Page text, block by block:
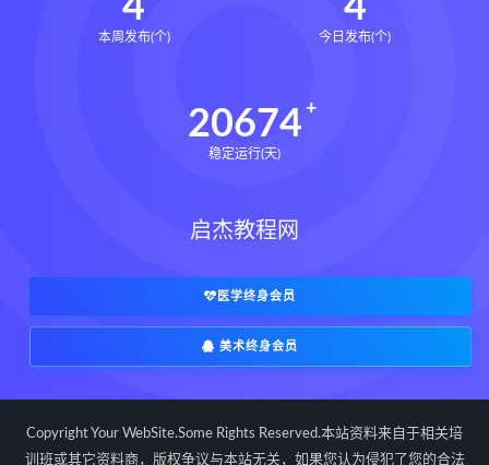
4
本周发布(个)
4
今日发布(个)
20674
稳定运行(天)
启杰教程网
医学终身会员
美术终身会员
Copyright Your WebSite.Some Rights Reserved.本站资料来自于相关培
训班或其它资料商，版权争议与本站无关，如果您认为侵犯了您的合法